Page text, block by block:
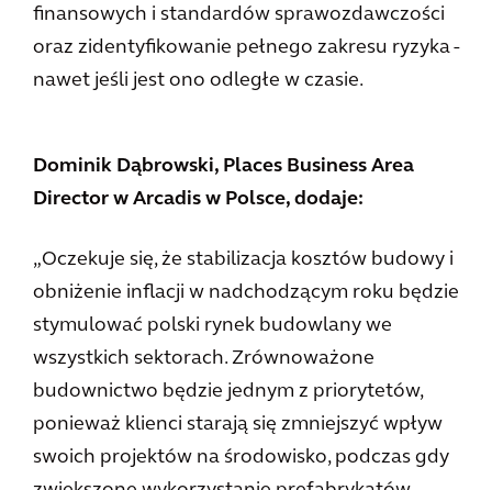
finansowych i standardów sprawozdawczości
oraz zidentyfikowanie pełnego zakresu ryzyka -
nawet jeśli jest ono odległe w czasie.
Dominik Dąbrowski, Places Business Area
Director w Arcadis w Polsce, dodaje:
„Oczekuje się, że stabilizacja kosztów budowy i
obniżenie inflacji w nadchodzącym roku będzie
stymulować polski rynek budowlany we
wszystkich sektorach. Zrównoważone
budownictwo będzie jednym z priorytetów,
ponieważ klienci starają się zmniejszyć wpływ
swoich projektów na środowisko, podczas gdy